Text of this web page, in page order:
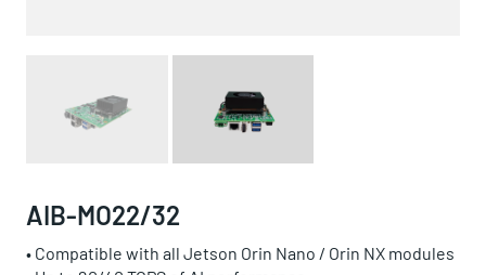
AIB-MO22/32
• Compatible with all Jetson Orin Nano / Orin NX modules